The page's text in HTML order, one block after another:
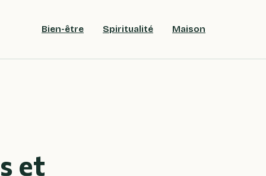
Bien-être Spiritualité Maison
et